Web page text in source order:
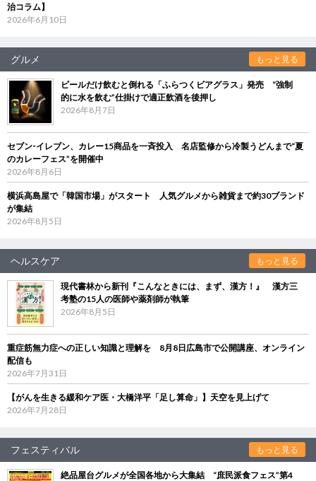
治コラム】
2026年6月10日
グルメ もっと見る
ビールだけ飲むと倒れる「ふらつくビアグラス」発売 “強制
的に水を飲む”仕掛けで適正飲酒を後押し
2026年8月7日
セブン‐イレブン、カレー15商品を一斉投入 名店監修から冷製うどんまで“夏
のカレーフェス”を開催中
2026年8月6日
横浜高島屋で「韓国市場」がスタート 人気グルメから雑貨まで約30ブランド
が集結
2026年8月5日
ヘルスケア もっと見る
現代書林から新刊『こんなときには、まず、漢方！』 漢方三
考塾の15人の医師や薬剤師が執筆
2026年8月5日
重症筋無力症への正しい知識と理解を 8月8日広島市で公開講座、オンライン
配信も
2026年7月31日
【がんを生きる緩和ケア医・大橋洋平「足し算命」】天空を見上げて
2026年7月28日
フェスティバル もっと見る
絶品屋台グルメが全国各地から大集結 “庶民派食フェス”第4